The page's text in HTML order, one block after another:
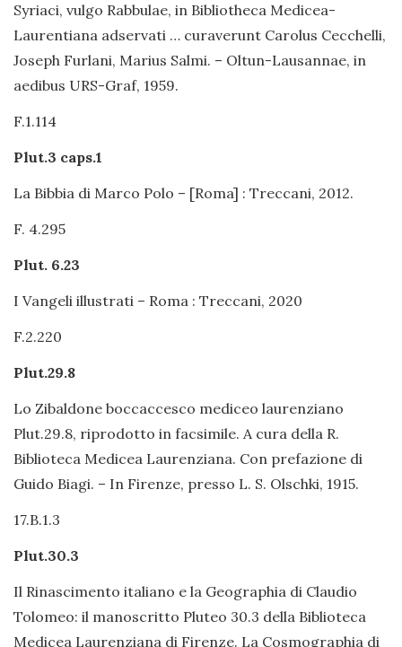
Syriaci, vulgo Rabbulae, in Bibliotheca Medicea-
Laurentiana adservati … curaverunt Carolus Cecchelli,
Joseph Furlani, Marius Salmi. – Oltun-Lausannae, in
aedibus URS-Graf, 1959.
F.1.114
Plut.3 caps.1
La Bibbia di Marco Polo – [Roma] : Treccani, 2012.
F. 4.295
Plut. 6.23
I Vangeli illustrati – Roma : Treccani, 2020
F.2.220
Plut.29.8
Lo Zibaldone boccaccesco mediceo laurenziano
Plut.29.8, riprodotto in facsimile. A cura della R.
Biblioteca Medicea Laurenziana. Con prefazione di
Guido Biagi. – In Firenze, presso L. S. Olschki, 1915.
17.B.1.3
Plut.30.3
Il Rinascimento italiano e la Geographia di Claudio
Tolomeo: il manoscritto Pluteo 30.3 della Biblioteca
Medicea Laurenziana di Firenze. La Cosmographia di